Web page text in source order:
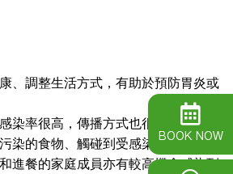
、調整生活方式，有助於預防胃炎或
染率很高，傳播方式也很廣泛。例如
染的食物、觸碰到受感染者的體液或
進餐的家庭成員亦有較高機會感染到
BOOK NOW